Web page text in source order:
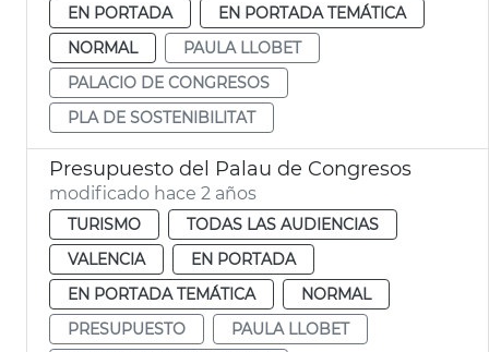
EN PORTADA
EN PORTADA TEMÁTICA
NORMAL
PAULA LLOBET
PALACIO DE CONGRESOS
PLA DE SOSTENIBILITAT
Presupuesto del Palau de Congresos
modificado hace 2 años
TURISMO
TODAS LAS AUDIENCIAS
VALENCIA
EN PORTADA
EN PORTADA TEMÁTICA
NORMAL
PRESUPUESTO
PAULA LLOBET